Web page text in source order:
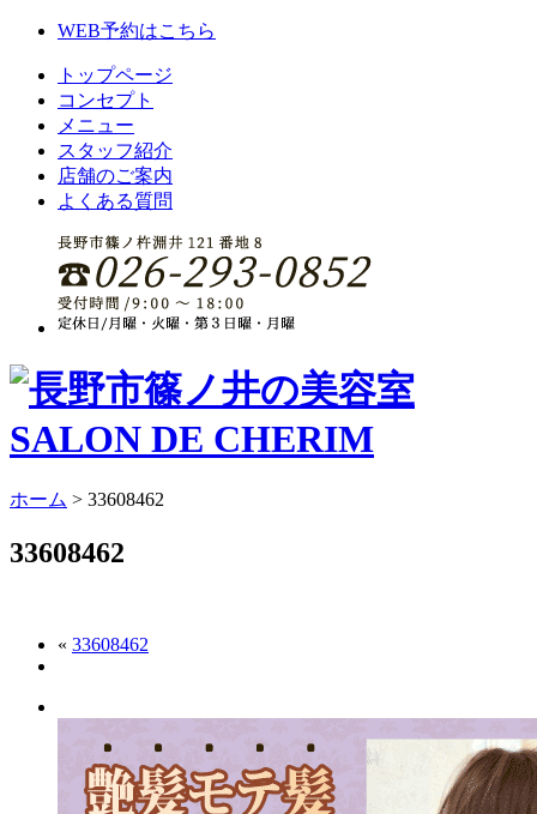
WEB予約はこちら
トップページ
コンセプト
メニュー
スタッフ紹介
店舗のご案内
よくある質問
ホーム > 33608462
33608462
« 33608462